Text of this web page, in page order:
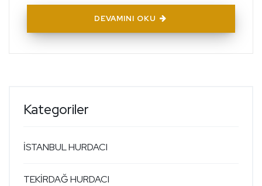
DEVAMINI OKU
Kategoriler
İSTANBUL HURDACI
TEKİRDAĞ HURDACI